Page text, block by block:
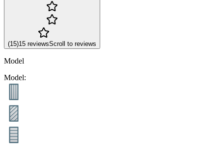
(15)15 reviewsScroll to reviews
Model
Model: